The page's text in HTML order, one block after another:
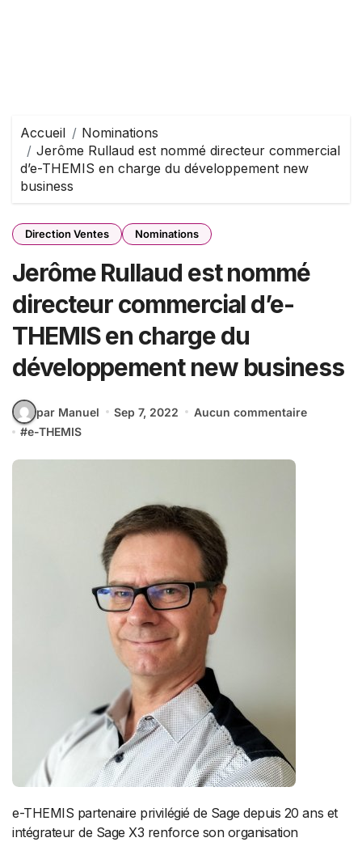
Accueil
Nominations
Jerôme Rullaud est nommé directeur commercial
d’e-THEMIS en charge du développement new
business
Direction Ventes Nominations
Jerôme Rullaud est nommé
directeur commercial d’e-
THEMIS en charge du
développement new business
par Manuel Sep 7, 2022
Aucun commentaire
#e-THEMIS
e-THEMIS partenaire privilégié de Sage depuis 20 ans et
intégrateur de Sage X3 renforce son organisation